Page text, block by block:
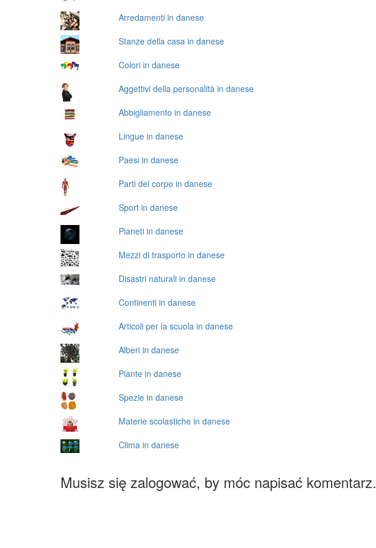
Arredamenti in danese
Stanze della casa in danese
Colori in danese
Aggettivi della personalità in danese
Abbigliamento in danese
Lingue in danese
Paesi in danese
Parti del corpo in danese
Sport in danese
Pianeti in danese
Mezzi di trasporto in danese
Disastri naturali in danese
Continenti in danese
Articoli per la scuola in danese
Alberi in danese
Piante in danese
Spezie in danese
Materie scolastiche in danese
Clima in danese
Musisz się zalogować, by móc napisać komentarz.